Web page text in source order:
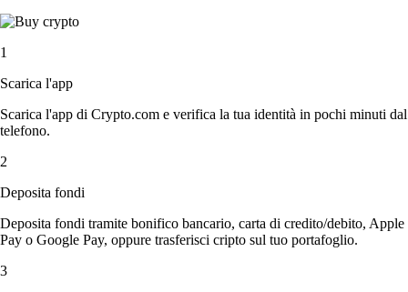
1
Scarica l'app
Scarica l'app di Crypto.com e verifica la tua identità in pochi minuti dal
telefono.
2
Deposita fondi
Deposita fondi tramite bonifico bancario, carta di credito/debito, Apple
Pay o Google Pay, oppure trasferisci cripto sul tuo portafoglio.
3